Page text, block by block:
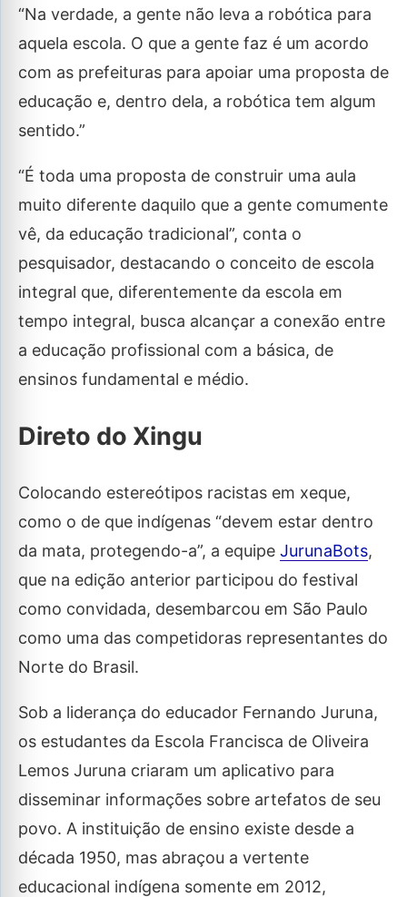
“Na verdade, a gente não leva a robótica para
aquela escola. O que a gente faz é um acordo
com as prefeituras para apoiar uma proposta de
educação e, dentro dela, a robótica tem algum
sentido.”
“É toda uma proposta de construir uma aula
muito diferente daquilo que a gente comumente
vê, da educação tradicional”, conta o
pesquisador, destacando o conceito de escola
integral que, diferentemente da escola em
tempo integral, busca alcançar a conexão entre
a educação profissional com a básica, de
ensinos fundamental e médio.
Direto do Xingu
Colocando estereótipos racistas em xeque,
como o de que indígenas “devem estar dentro
da mata, protegendo-a”, a equipe JurunaBots,
que na edição anterior participou do festival
como convidada, desembarcou em São Paulo
como uma das competidoras representantes do
Norte do Brasil.
Sob a liderança do educador Fernando Juruna,
os estudantes da Escola Francisca de Oliveira
Lemos Juruna criaram um aplicativo para
disseminar informações sobre artefatos de seu
povo. A instituição de ensino existe desde a
década 1950, mas abraçou a vertente
educacional indígena somente em 2012,